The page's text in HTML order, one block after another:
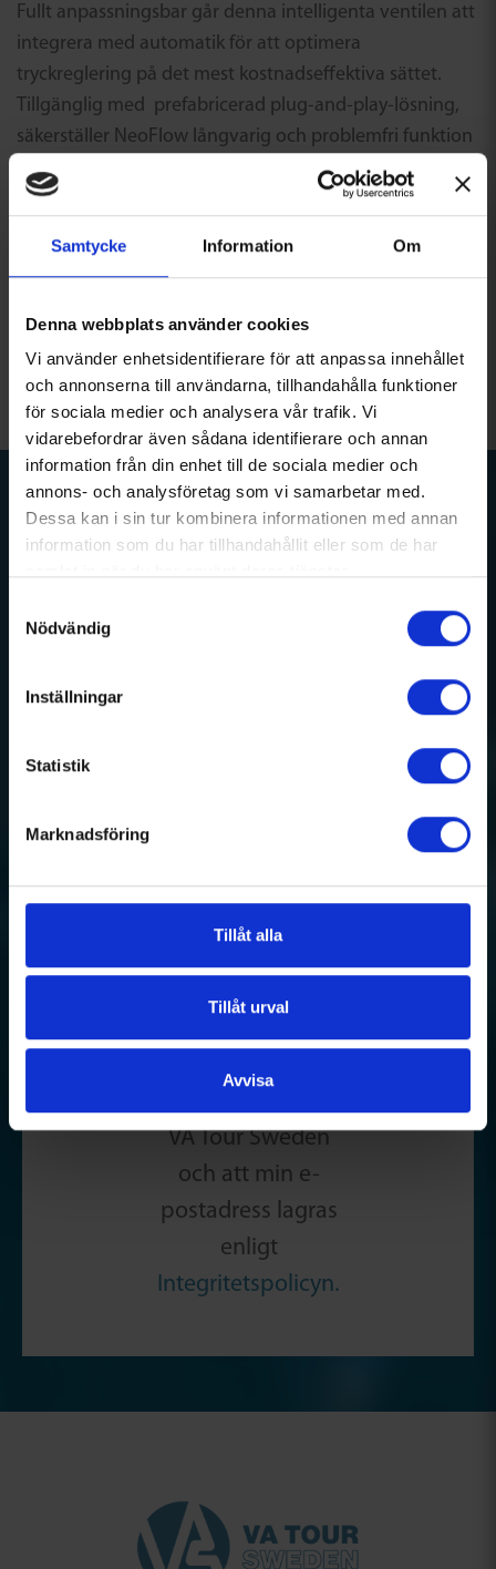
Samtycke Information Om
Denna webbplats använder cookies
Vi använder enhetsidentifierare för att anpassa innehållet
och annonserna till användarna, tillhandahålla funktioner
för sociala medier och analysera vår trafik. Vi
vidarebefordrar även sådana identifierare och annan
information från din enhet till de sociala medier och
annons- och analysföretag som vi samarbetar med.
Dessa kan i sin tur kombinera informationen med annan
information som du har tillhandahållit eller som de har
Nödvändig
Inställningar
Statistik
Marknadsföring
Tillåt alla
Tillåt urval
Avvisa
Fullt anpassningsbar går denna intelligenta ventilen att
integrera med automatik för att optimera
tryckreglering på det mest kostnadseffektiva sättet.
Tillgänglig med prefabricerad plug-and-play-lösning,
säkerställer NeoFlow långvarig och problemfri funktion
även på de mest svåråtkomliga platser.
Det är nu dags att skydda, hantera och bevara det som
är mest värdefullt. Det är dags för vatten i balans.
2026!
Med VA Tour Swedens nyhetsbrev
får du de senaste nyheterna.
VA Tour Sweden
och att min e-
postadress lagras
enligt
Integritetspolicyn.